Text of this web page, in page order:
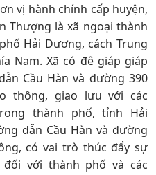
vị hành chính cấp huyện,
Thượng là xã ngoại thành
Hải Dương, cách Trung
Nam. Xã có đê giáp giáp
Cầu Hàn và đường 390
thông, giao lưu với các
thành phố, tỉnh Hải
dẫn Cầu Hàn và đường
có vai trò thúc đẩy sự
với thành phố và các